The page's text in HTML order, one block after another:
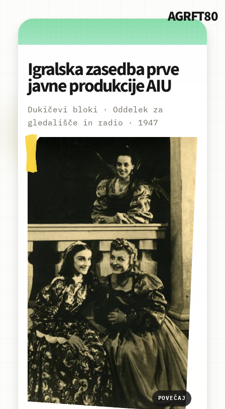
AGRFT80
Igralska zasedba prve
javne produkcije AIU
Dukičevi bloki · Oddelek za
gledališče in radio · 1947
POVEČAJ